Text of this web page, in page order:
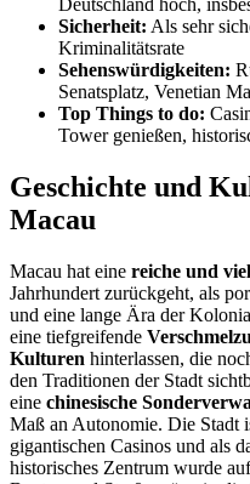
Deutschland hoch,
Sicherheit: Als sehr
Kriminalitätsrate
Sehenswürdigkeiten:
Senatsplatz, Venetian
Top Things to do:
Tower genießen,
Geschichte und
Macau
Macau hat eine reiche und
Jahrhundert zurückgeht, als
und eine lange Ära der
eine tiefgreifende
Kulturen hinterlassen, die
den Traditionen der Stadt
eine chinesische
Maß an Autonomie. Die Stadt
gigantischen Casinos und als
historisches Zentrum wurde